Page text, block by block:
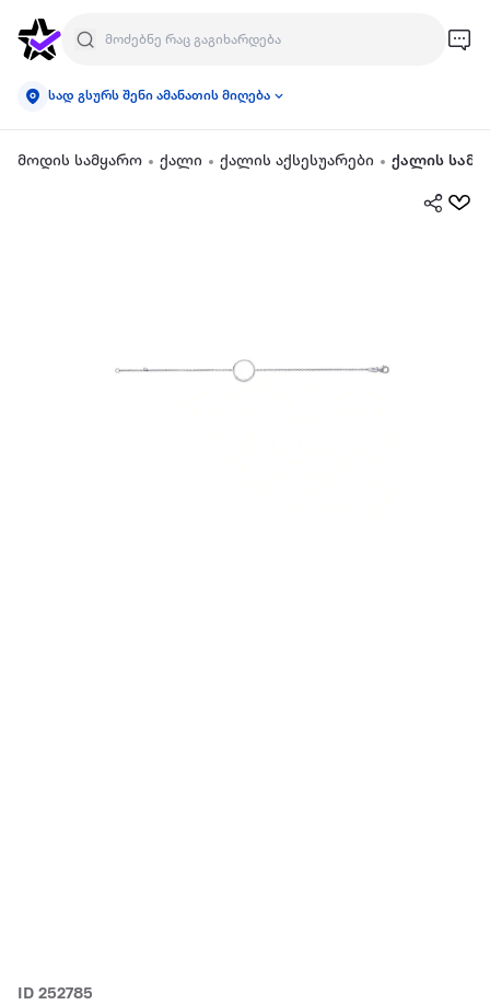
სად გსურს შენი ამანათის მიღება
მოდის სამყარო ქალი ქალის აქსესუარები ქალის
ID 252785